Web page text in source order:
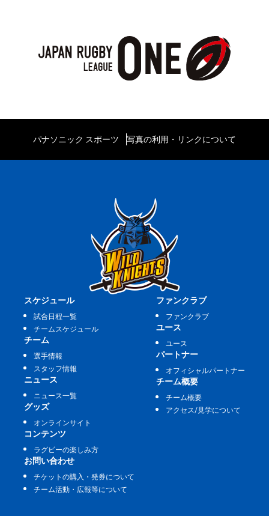
パナソニック スポーツ 写真の利用・リンクについて
スケジュール
試合日程一覧
チームスケジュール
チーム
選手情報
スタッフ情報
ニュース
ニュース一覧
グッズ
オンラインサイト
ファンクラブ
ファンクラブ
ユース
ユース
パートナー
オフィシャルパートナー
チーム概要
チーム概要
アクセス/見学について
コンテンツ
ラグビーの楽しみ方
お問い合わせ
チケットの購入・発券について
チーム活動・広報等について